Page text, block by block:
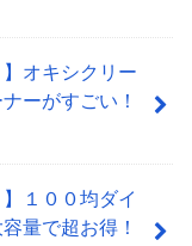
】オキシクリー
ーがすごい！
１００均ダイ
量で超お得！